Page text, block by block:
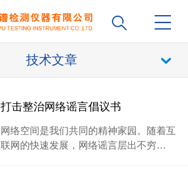
技术文章
打击整治网络谣言倡议书
网络空间是我们共同的精神家园。随着互
联网的快速发展，网络谣言层出不穷…